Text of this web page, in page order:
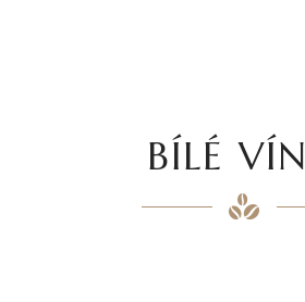
BÍLÉ